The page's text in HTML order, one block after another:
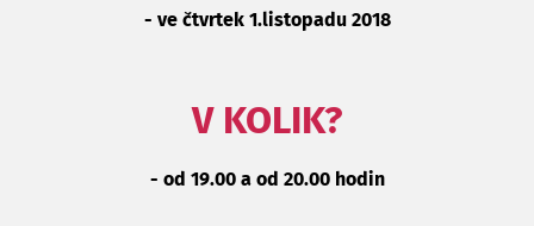
- ve čtvrtek 1.listopadu 2018
V KOLIK?
- od 19.00 a od 20.00 hodin